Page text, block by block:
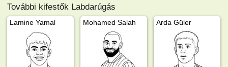
További kifestők Labdarúgás
Lamine Yamal Mohamed Salah Arda Güler